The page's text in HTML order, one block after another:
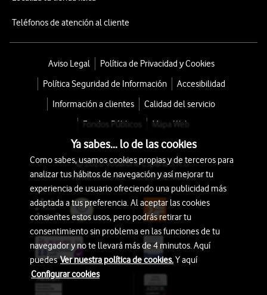
Teléfonos de atención al cliente
Aviso Legal
Política de Privacidad y Cookies
Política Seguridad de Información
Accesibilidad
Información a clientes
Calidad del servicio
Fondos Públicos
Mapa Web
© 2026 Vodafone España S.A.U.
Avda. América 115, 28042 Madrid
Ya sabes... lo de las cookies
Como sabes, usamos cookies propias y de terceros para
analizar tus hábitos de navegación y así mejorar tu
experiencia de usuario ofreciendo una publicidad más
adaptada a tus preferencia. Al aceptar las cookies
consientes estos usos, pero podrás retirar tu
consentimiento sin problema en las funciones de tu
navegador y no te llevará más de 4 minutos. Aquí
puedesVer nuestra política de cookies.Y aquí
Configurar cookies